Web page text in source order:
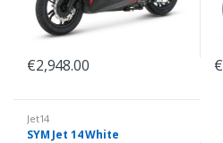
€2,948.00 €
Jet14
SYM Jet 14 White